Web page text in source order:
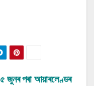
৫ জুনৰ পৰা আয়াৰলেণ্ডৰ